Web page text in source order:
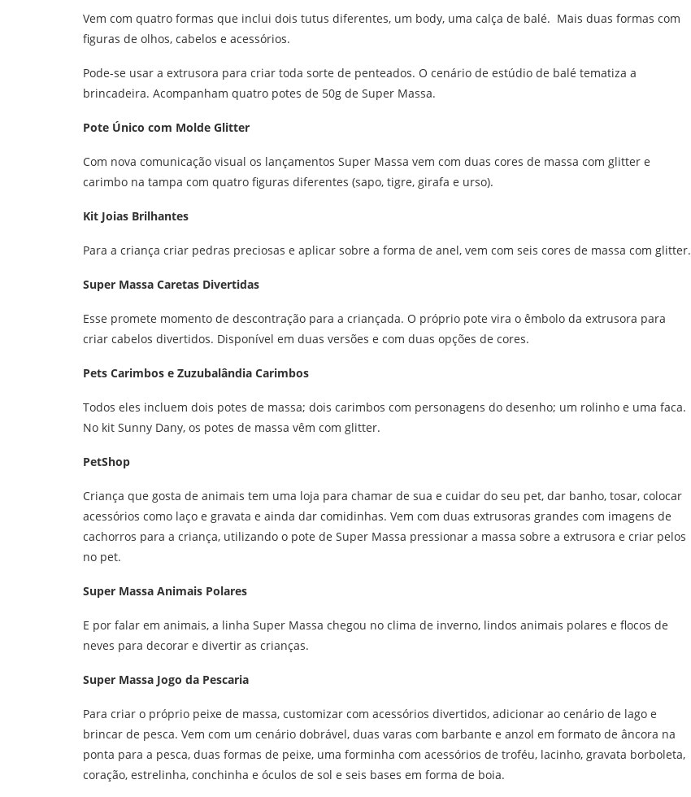
Vem com quatro formas que inclui dois tutus diferentes, um body, uma calça de balé. Mais duas formas com
figuras de olhos, cabelos e acessórios.
Pode-se usar a extrusora para criar toda sorte de penteados. O cenário de estúdio de balé tematiza a
brincadeira. Acompanham quatro potes de 50g de Super Massa.
Pote Único com Molde Glitter
Com nova comunicação visual os lançamentos Super Massa vem com duas cores de massa com glitter e
carimbo na tampa com quatro figuras diferentes (sapo, tigre, girafa e urso).
Kit Joias Brilhantes
Para a criança criar pedras preciosas e aplicar sobre a forma de anel, vem com seis cores de massa com glitter.
Super Massa Caretas Divertidas
Esse promete momento de descontração para a criançada. O próprio pote vira o êmbolo da extrusora para
criar cabelos divertidos. Disponível em duas versões e com duas opções de cores.
Pets Carimbos e Zuzubalândia Carimbos
Todos eles incluem dois potes de massa; dois carimbos com personagens do desenho; um rolinho e uma faca.
No kit Sunny Dany, os potes de massa vêm com glitter.
PetShop
Criança que gosta de animais tem uma loja para chamar de sua e cuidar do seu pet, dar banho, tosar, colocar
acessórios como laço e gravata e ainda dar comidinhas. Vem com duas extrusoras grandes com imagens de
cachorros para a criança, utilizando o pote de Super Massa pressionar a massa sobre a extrusora e criar pelos
no pet.
Super Massa Animais Polares
E por falar em animais, a linha Super Massa chegou no clima de inverno, lindos animais polares e flocos de
neves para decorar e divertir as crianças.
Super Massa Jogo da Pescaria
Para criar o próprio peixe de massa, customizar com acessórios divertidos, adicionar ao cenário de lago e
brincar de pesca. Vem com um cenário dobrável, duas varas com barbante e anzol em formato de âncora na
ponta para a pesca, duas formas de peixe, uma forminha com acessórios de troféu, lacinho, gravata borboleta,
coração, estrelinha, conchinha e óculos de sol e seis bases em forma de boia.